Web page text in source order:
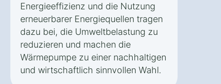
Energieeffizienz und die Nutzung
erneuerbarer Energiequellen tragen
dazu bei, die Umweltbelastung zu
reduzieren und machen die
Wärmepumpe zu einer nachhaltigen
und wirtschaftlich sinnvollen Wahl.